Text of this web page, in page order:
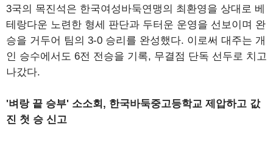
3국의 목진석은 한국여성바둑연맹의 최환영을 상대로 베
테랑다운 노련한 형세 판단과 두터운 운영을 선보이며 완
승을 거두어 팀의 3-0 승리를 완성했다. 이로써 대주는 개
인 승수에서도 6전 전승을 기록, 무결점 단독 선두로 치고
나갔다.
'벼랑 끝 승부' 소소회, 한국바둑중고등학교 제압하고 값
진 첫 승 신고